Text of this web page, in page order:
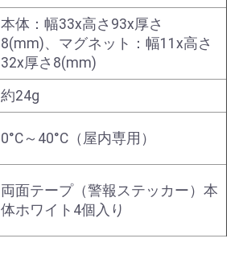
本体：幅33x高さ93x厚さ
8(mm)、マグネット：幅11x高さ
32x厚さ8(mm)
約24g
0°C～40°C（屋内専用）
両面テープ（警報ステッカー）本
体ホワイト4個入り